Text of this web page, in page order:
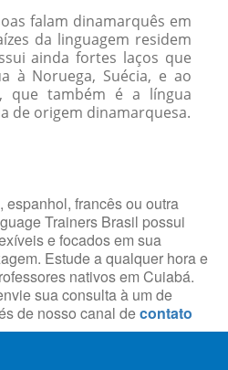
falam dinamarquês em
da linguagem residem
ainda fortes laços que
à Noruega, Suécia, e ao
que também é a língua
de origem dinamarquesa.
francês ou outra
Trainers Brasil possui
e focados em sua
Estude a qualquer hora e
nativos em Cuiabá.
sua consulta à um de
de nosso canal decontato